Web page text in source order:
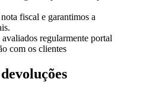
fiscal e garantimos a
regularmente portal
com os clientes